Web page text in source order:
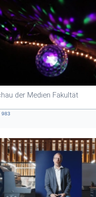
der Medien Fakultät
983